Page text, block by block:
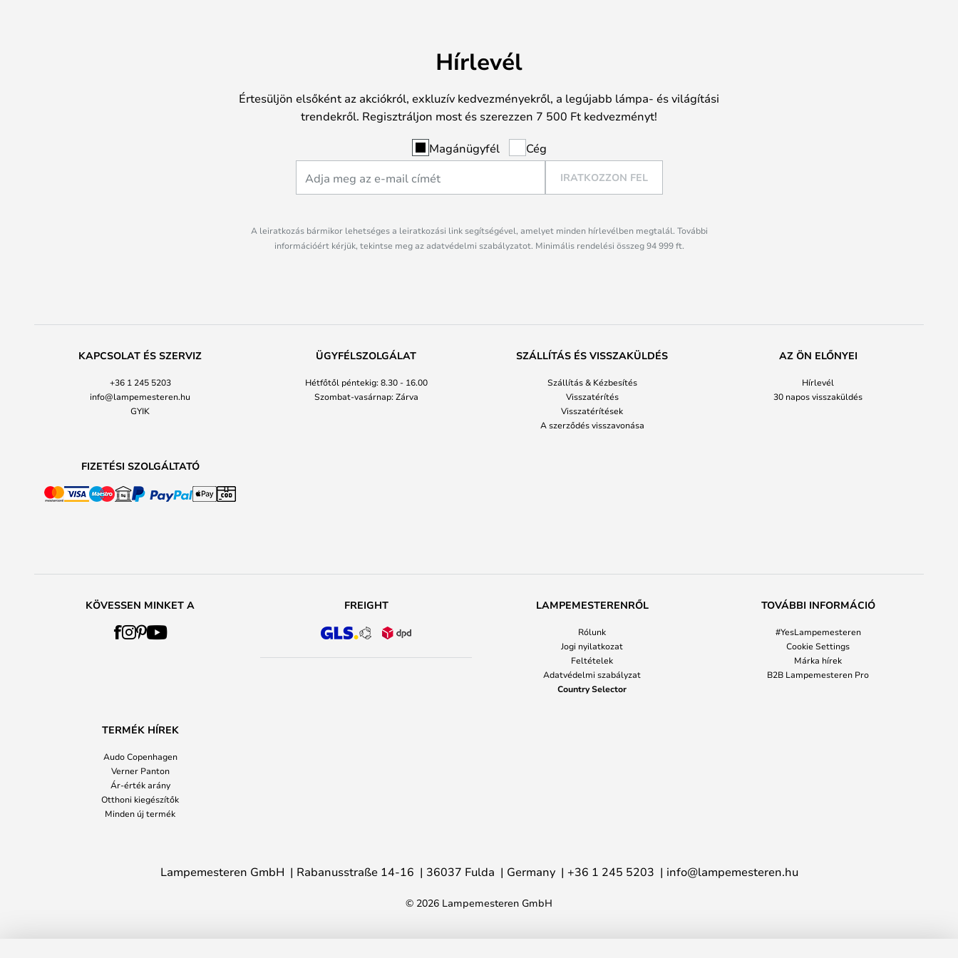
Hírlevél
Értesüljön elsőként az akciókról, exkluzív kedvezményekről, a legújabb lámpa- és világítási
trendekről. Regisztráljon most és szerezzen 7 500 Ft kedvezményt!
Magánügyfél Cég
IRATKOZZON FEL
A leiratkozás bármikor lehetséges a leiratkozási link segítségével, amelyet minden hírlevélben megtalál. További
információért kérjük, tekintse meg az adatvédelmi szabályzatot. Minimális rendelési összeg 94 999 ft.
KAPCSOLAT ÉS SZERVIZ
+36 1 245 5203
info@lampemesteren.hu
GYIK
ÜGYFÉLSZOLGÁLAT
Hétfőtől péntekig: 8.30 - 16.00
Szombat-vasárnap: Zárva
SZÁLLÍTÁS ÉS VISSZAKÜLDÉS
Szállítás & Kézbesítés
Visszatérítés
Visszatérítések
A szerződés visszavonása
AZ ÖN ELŐNYEI
Hírlevél
30 napos visszaküldés
FIZETÉSI SZOLGÁLTATÓ
KÖVESSEN MINKET A FREIGHT LAMPEMESTERENRŐL
Rólunk
Jogi nyilatkozat
Feltételek
Adatvédelmi szabályzat
Country Selector
TOVÁBBI INFORMÁCIÓ
#YesLampemesteren
Cookie Settings
Márka hírek
B2B Lampemesteren Pro
TERMÉK HÍREK
Audo Copenhagen
Verner Panton
Ár-érték arány
Otthoni kiegészítők
Minden új termék
Lampemesteren GmbH Rabanusstraße 14-16 36037 Fulda Germany +36 1 245 5203 info@lampemesteren.hu
© 2026 Lampemesteren GmbH